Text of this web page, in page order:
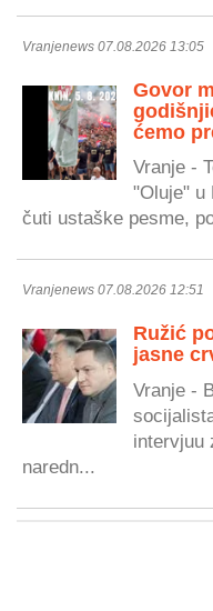
Vranjenews 07.08.2026 13:05
Govor
ćemo
Vranje -
"Oluje" u
čuti ustaške pesme,
Vranjenews 07.08.2026 12:51
Ružić
jasne
Vranje -
intervjuu
naredn...